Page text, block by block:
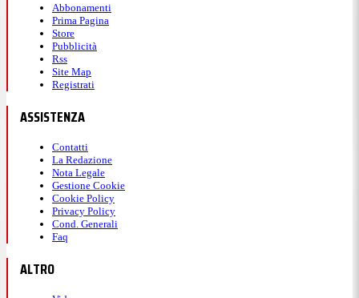
Abbonamenti
Prima Pagina
Store
Pubblicità
Rss
Site Map
Registrati
ASSISTENZA
Contatti
La Redazione
Nota Legale
Gestione Cookie
Cookie Policy
Privacy Policy
Cond. Generali
Faq
ALTRO